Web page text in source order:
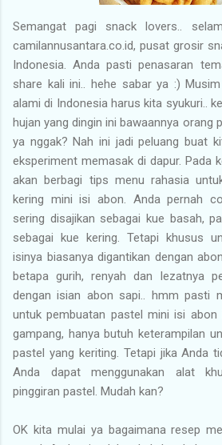
Semangat pagi snack lovers..
camilannusantara.co.id, pusat grosir
Indonesia. Anda pasti penasaran
share kali ini.. hehe sabar ya :)
alami di Indonesia harus kita syukuri..
hujan yang dingin ini bawaannya orang
ya nggak? Nah ini jadi peluang buat
eksperiment memasak di dapur. Pada
akan berbagi tips menu rahasia
kering mini isi abon. Anda pernah
sering disajikan sebagai kue basah,
sebagai kue kering. Tetapi khusus
isinya biasanya digantikan dengan
betapa gurih, renyah dan lezatnya
dengan isian abon sapi.. hmm pasti
untuk pembuatan pastel mini isi abon
gampang, hanya butuh keterampilan
pastel yang keriting. Tetapi jika Anda
Anda dapat menggunakan alat
pinggiran pastel. Mudah kan?
OK kita mulai ya bagaimana resep